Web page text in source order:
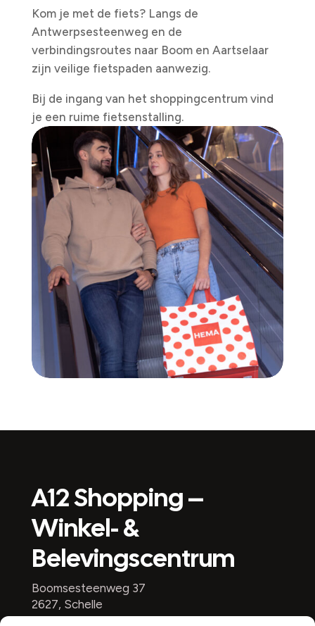
Kom je met de fiets? Langs de
Antwerpsesteenweg en de
verbindingsroutes naar Boom en Aartselaar
zijn veilige fietspaden aanwezig.
Bij de ingang van het shoppingcentrum vind
je een ruime fietsenstalling.
A12 Shopping –
Winkel- &
Belevingscentrum
Boomsesteenweg 37
2627, Schelle
België